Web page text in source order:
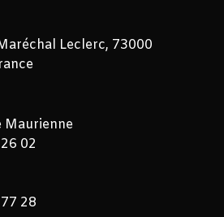
Leclerc, 73000
Maurienne
02
28